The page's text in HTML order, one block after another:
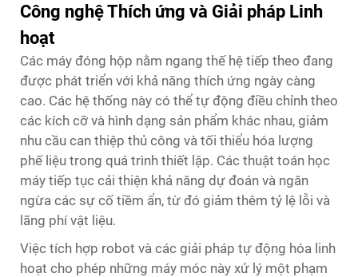
Công nghệ Thích ứng và Giải pháp Linh
hoạt
Các máy đóng hộp nằm ngang thế hệ tiếp theo đang
được phát triển với khả năng thích ứng ngày càng
cao. Các hệ thống này có thể tự động điều chỉnh theo
các kích cỡ và hình dạng sản phẩm khác nhau, giảm
nhu cầu can thiệp thủ công và tối thiểu hóa lượng
phế liệu trong quá trình thiết lập. Các thuật toán học
máy tiếp tục cải thiện khả năng dự đoán và ngăn
ngừa các sự cố tiềm ẩn, từ đó giảm thêm tỷ lệ lỗi và
lãng phí vật liệu.
Việc tích hợp robot và các giải pháp tự động hóa linh
hoạt cho phép những máy móc này xử lý một phạm